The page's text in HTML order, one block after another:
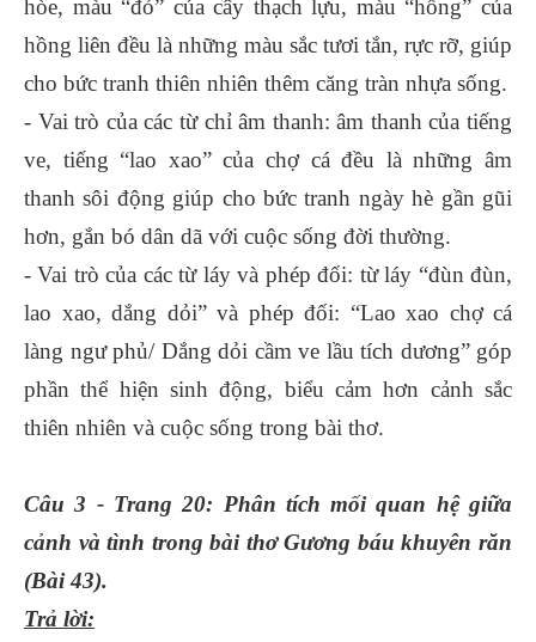
hòe, màu “đỏ” của cây thạch lựu, màu “hồng” của
hồng liên đều là những màu sắc tươi tắn, rực rỡ, giúp
cho bức tranh thiên nhiên thêm căng tràn nhựa sống.
- Vai trò của các từ chỉ âm thanh: âm thanh của tiếng
ve, tiếng “lao xao” của chợ cá đều là những âm
thanh sôi động giúp cho bức tranh ngày hè gần gũi
hơn, gắn bó dân dã với cuộc sống đời thường.
- Vai trò của các từ láy và phép đối: từ láy “đùn đùn,
lao xao, dắng dỏi” và phép đối: “Lao xao chợ cá
làng ngư phủ/ Dắng dỏi cầm ve lầu tích dương” góp
phần thể hiện sinh động, biểu cảm hơn cảnh sắc
thiên nhiên và cuộc sống trong bài thơ.
Câu 3 - Trang 20: Phân tích mối quan hệ giữa
cảnh và tình trong bài thơ Gương báu khuyên răn
(Bài 43).
Trả lời: